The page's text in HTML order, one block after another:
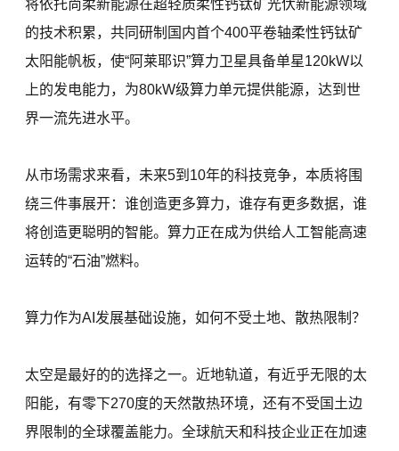
将依托尚柔新能源在超轻质柔性钙钛矿光伏新能源领域
的技术积累，共同研制国内首个400平卷轴柔性钙钛矿
太阳能帆板，使“阿莱耶识”算力卫星具备单星120kW以
上的发电能力，为80kW级算力单元提供能源，达到世
界一流先进水平。
从市场需求来看，未来5到10年的科技竞争，本质将围
绕三件事展开：谁创造更多算力，谁存有更多数据，谁
将创造更聪明的智能。算力正在成为供给人工智能高速
运转的“石油”燃料。
算力作为AI发展基础设施，如何不受土地、散热限制？
太空是最好的的选择之一。近地轨道，有近乎无限的太
阳能，有零下270度的天然散热环境，还有不受国土边
界限制的全球覆盖能力。全球航天和科技企业正在加速